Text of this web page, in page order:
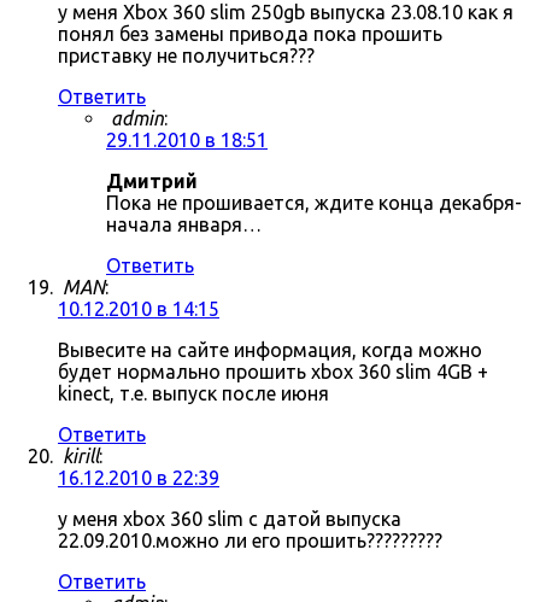
у меня Xbox 360 slim 250gb выпуска 23.08.10 как я
понял без замены привода пока прошить
приставку не получиться???
Ответить
admin:
29.11.2010 в 18:51
Дмитрий
Пока не прошивается, ждите конца декабря-
начала января…
Ответить
MAN:
10.12.2010 в 14:15
Вывесите на сайте информация, когда можно
будет нормально прошить xbox 360 slim 4GB +
kinect, т.е. выпуск после июня
Ответить
kirill:
16.12.2010 в 22:39
у меня xbox 360 slim с датой выпуска
22.09.2010.можно ли его прошить?????????
Ответить